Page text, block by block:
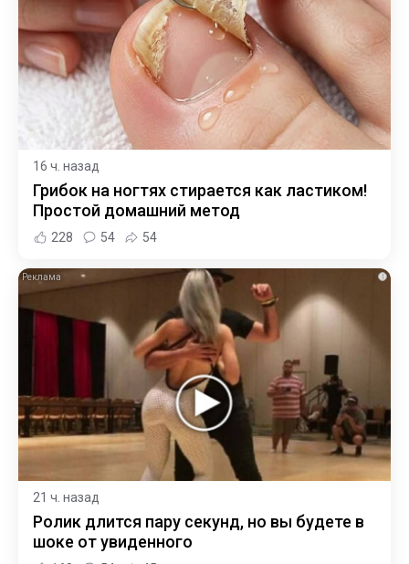
16 ч. назад
Грибок на ногтях стирается как ластиком!
Простой домашний метод
228 54 54
i
21 ч. назад
Ролик длится пару секунд, но вы будете в
шоке от увиденного